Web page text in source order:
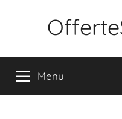
Menu